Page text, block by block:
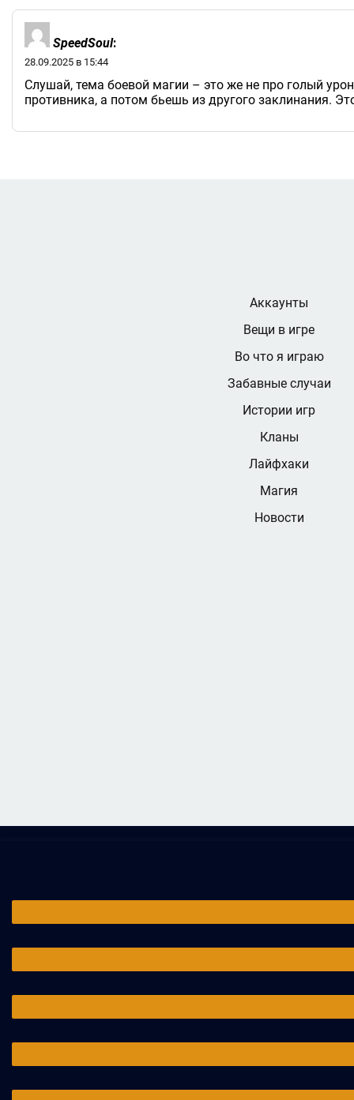
SpeedSoul:
28.09.2025 в 15:44
Слушай, тема боевой магии – это же не про голый
противника, а потом бьешь из другого заклинания.
Аккаунты
Вещи в игре
Во что я играю
Забавные случаи
Истории игр
Кланы
Лайфхаки
Магия
Новости